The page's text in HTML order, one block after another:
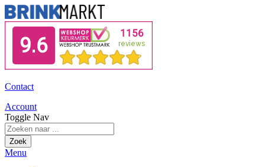
Contact
Account
Toggle Nav
Zoek
Menu